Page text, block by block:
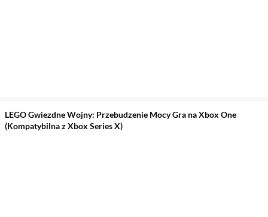
LEGO Gwiezdne Wojny: Przebudzenie Mocy Gra na Xbox One
(Kompatybilna z Xbox Series X)